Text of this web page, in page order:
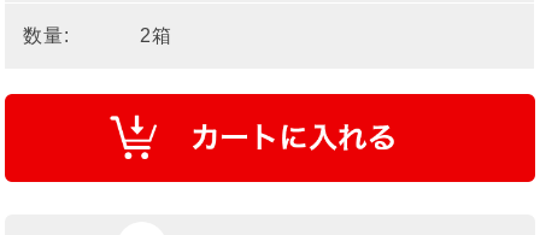
数量: 2箱